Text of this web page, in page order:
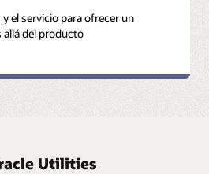
el servicio para ofrecer un
allá del producto
Utilities